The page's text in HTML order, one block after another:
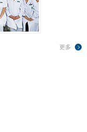
更多